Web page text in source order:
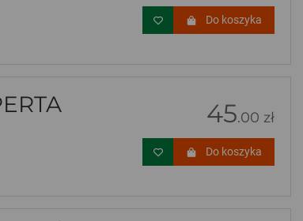
Do koszyka
45.00 zł
Do koszyka